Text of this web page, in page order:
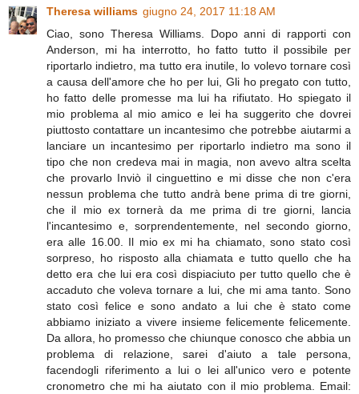
Theresa williams giugno 24, 2017 11:18 AM
Ciao, sono Theresa Williams. Dopo anni di rapporti con
Anderson, mi ha interrotto, ho fatto tutto il possibile per
riportarlo indietro, ma tutto era inutile, lo volevo tornare così
a causa dell'amore che ho per lui, Gli ho pregato con tutto,
ho fatto delle promesse ma lui ha rifiutato. Ho spiegato il
mio problema al mio amico e lei ha suggerito che dovrei
piuttosto contattare un incantesimo che potrebbe aiutarmi a
lanciare un incantesimo per riportarlo indietro ma sono il
tipo che non credeva mai in magia, non avevo altra scelta
che provarlo Inviò il cinguettino e mi disse che non c'era
nessun problema che tutto andrà bene prima di tre giorni,
che il mio ex tornerà da me prima di tre giorni, lancia
l'incantesimo e, sorprendentemente, nel secondo giorno,
era alle 16.00. Il mio ex mi ha chiamato, sono stato così
sorpreso, ho risposto alla chiamata e tutto quello che ha
detto era che lui era così dispiaciuto per tutto quello che è
accaduto che voleva tornare a lui, che mi ama tanto. Sono
stato così felice e sono andato a lui che è stato come
abbiamo iniziato a vivere insieme felicemente felicemente.
Da allora, ho promesso che chiunque conosco che abbia un
problema di relazione, sarei d'aiuto a tale persona,
facendogli riferimento a lui o lei all'unico vero e potente
cronometro che mi ha aiutato con il mio problema. Email: